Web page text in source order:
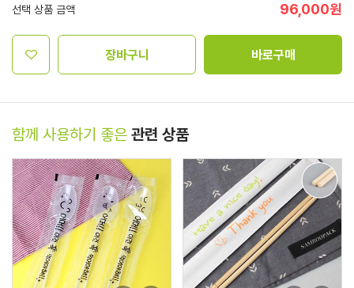
선택 상품 금액 96,000원
장바구니 바로구매
함께 사용하기 좋은 관련 상품